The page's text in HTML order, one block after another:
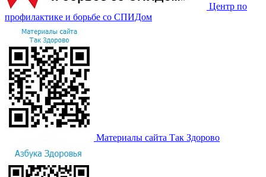
Центр по
профилактике и борьбе со СПИДом
Материалы сайта Так Здорово